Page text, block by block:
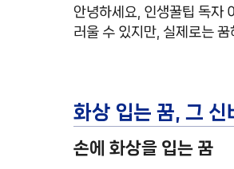
안녕하세요, 인생꿀팁 독자
러울 수 있지만, 실제로는
화상 입는 꿈, 그 신
손에 화상을 입는 꿈